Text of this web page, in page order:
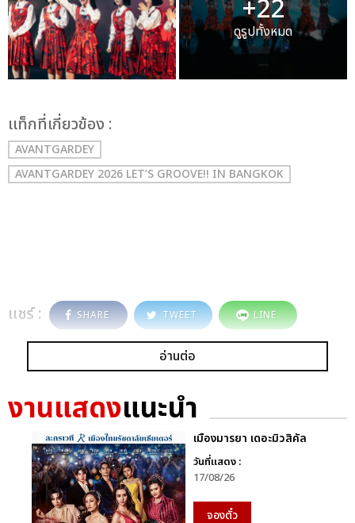
+22
ดูรูปทั้งหมด
เเท็กที่เกี่ยวข้อง :
AVANTGARDEY
AVANTGARDEY 2026 LET’S GROOVE!! IN BANGKOK
แชร์ : SHARE TWEET LINE
อ่านต่อ
งานแสดงแนะนำ
เมืองมารยา เดอะมิวสิคัล
วันที่แสดง :
17/08/26
จองตั๋ว